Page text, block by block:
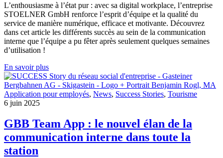
L’enthousiasme à l’état pur : avec sa digital workplace, l’entreprise
STOELNER GmbH renforce l’esprit d’équipe et la qualité du
service de manière numérique, efficace et motivante. Découvrez
dans cet article les différents succès au sein de la communication
interne que l’équipe a pu fêter après seulement quelques semaines
d’utilisation !
En savoir plus
Application pour employés, News, Success Stories, Tourisme
6 juin 2025
GBB Team App : le nouvel élan de la
communication interne dans toute la
station